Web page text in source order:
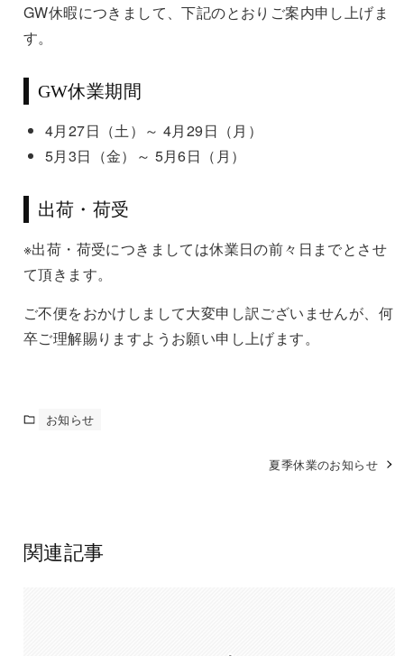
GW休暇につきまして、下記のとおりご案内申し上げま
す。
GW休業期間
4月27日（土）～ 4月29日（月）
5月3日（金）～ 5月6日（月）
出荷・荷受
※出荷・荷受につきましては休業日の前々日までとさせ
て頂きます。
ご不便をおかけしまして大変申し訳ございませんが、何
卒ご理解賜りますようお願い申し上げます。
お知らせ
夏季休業のお知らせ
関連記事